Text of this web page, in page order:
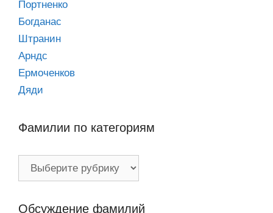
Портненко
Богданас
Штранин
Арндс
Ермоченков
Дяди
Фамилии по категориям
Обсуждение фамилий